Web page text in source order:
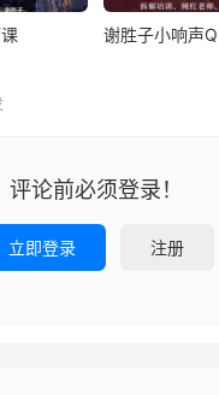
谢胜子小响声
评论前必须登录！
立即登录 注册